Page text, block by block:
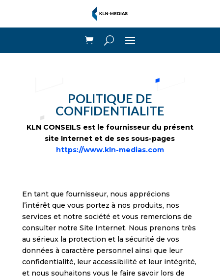
POLITIQUE DE
CONFIDENTIALITE
KLN CONSEILS est le fournisseur du présent
site Internet et de ses sous-pages
https://www.kln-medias.com
En tant que fournisseur, nous apprécions
l’intérêt que vous portez à nos produits, nos
services et notre société et vous remercions de
consulter notre Site Internet. Nous prenons très
au sérieux la protection et la sécurité de vos
données à caractère personnel ainsi que leur
confidentialité, leur accessibilité et leur intégrité,
et nous souhaitons vous le faire savoir lors de